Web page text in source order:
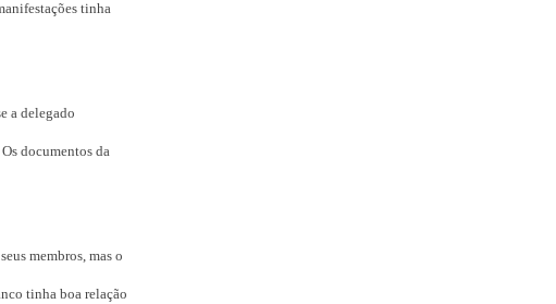
tinha
a delegado
documentos da
membros, mas o
tinha boa relação